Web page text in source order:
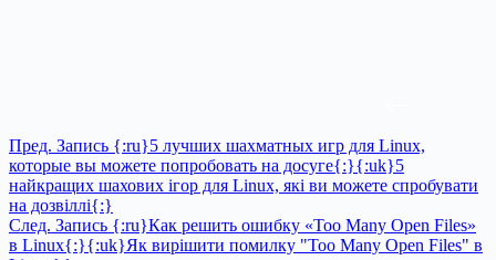
Пред. Запись {:ru}5 лучших шахматных игр для Linux,
которые вы можете попробовать на досуге{:}{:uk}5
найкращих шахових ігор для Linux, які ви можете спробувати
на дозвіллі{:}
След. Запись {:ru}Как решить ошибку «Too Many Open Files»
в Linux{:}{:uk}Як вирішити помилку "Too Many Open Files" в